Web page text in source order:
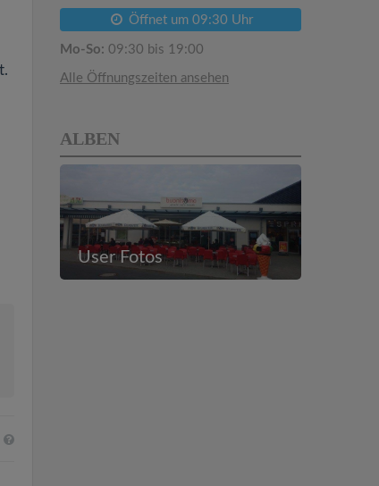
Öffnet um 09:30 Uhr
Mo-So: 09:30 bis 19:00
Alle Öffnungszeiten ansehen
ALBEN
User Fotos